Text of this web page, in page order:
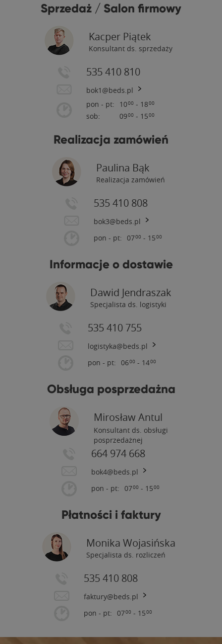
Sprzedaż / Salon firmowy
Kacper Piątek
Konsultant ds. sprzedaży
535 410 810
bok1@beds.pl
pon - pt:
sob:
1000 - 1800
0900 - 1500
Realizacja zamówień
Paulina Bąk
Realizacja zamówień
535 410 808
bok3@beds.pl
pon - pt: 0700 - 1500
Informacje o dostawie
Dawid Jendraszak
Specjalista ds. logistyki
535 410 755
logistyka@beds.pl
pon - pt: 0600 - 1400
Obsługa posprzedażna
Mirosław Antul
Konsultant ds. obsługi
posprzedażnej
664 974 668
bok4@beds.pl
pon - pt: 0700 - 1500
Płatności i faktury
Monika Wojasińska
Specjalista ds. rozliczeń
535 410 808
faktury@beds.pl
pon - pt: 0700 - 1500